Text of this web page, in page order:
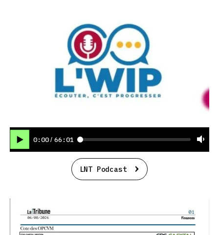
0:00 / 66:01
LNT Podcast